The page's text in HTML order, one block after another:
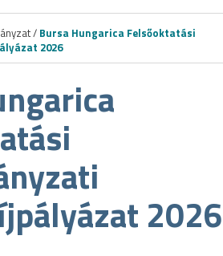
/ Bursa Hungarica Felsőoktatási
2026
2026